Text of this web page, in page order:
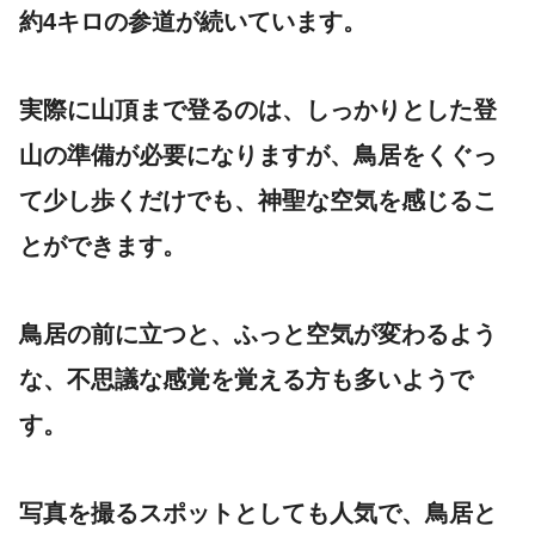
約4キロの参道が続いています。
実際に山頂まで登るのは、しっかりとした登
山の準備が必要になりますが、鳥居をくぐっ
て少し歩くだけでも、神聖な空気を感じるこ
とができます。
鳥居の前に立つと、ふっと空気が変わるよう
な、不思議な感覚を覚える方も多いようで
す。
写真を撮るスポットとしても人気で、鳥居と